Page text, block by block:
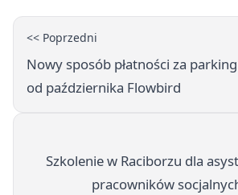
<< Poprzedni
Nowy sposób płatności za
od października Flowbird
Szkolenie w Raciborzu dla
pracowników